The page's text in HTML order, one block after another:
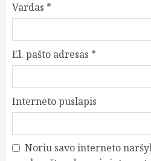
Vardas *
El. pašto adresas *
Interneto puslapis
Noriu savo interneto